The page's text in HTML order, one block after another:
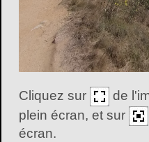
Cliquez sur
de
plein écran, et sur
écran.